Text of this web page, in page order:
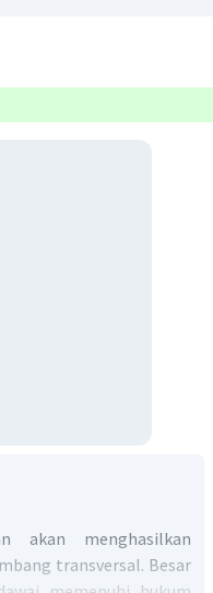
akan menghasilkan
transversal. Besar